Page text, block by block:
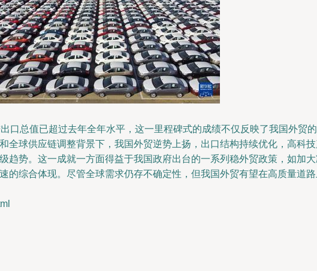
口总值已超过去年全年水平，这一里程碑式的成绩不仅反映了我国外贸
全球供应链调整背景下，我国外贸逆势上扬，出口结构持续优化，高科
趋势。这一成就一方面得益于我国政府出台的一系列稳外贸政策，如加
的综合体现。尽管全球需求仍存不确定性，但我国外贸有望在高质量道